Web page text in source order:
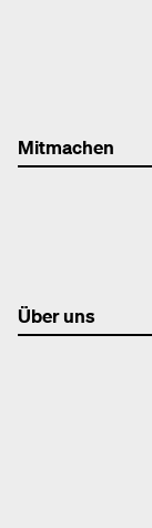
Mitmachen
Über uns